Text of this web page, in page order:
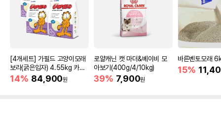
[4개세트] 가필드 고양이모래
보라(굵은입자) 4.55kg 카사
바모래
14% 84,900원
로얄캐닌 캣 마더&베이비 모
아보기(400g/4/10kg)
39% 7,900원
바른벤토모래
15%